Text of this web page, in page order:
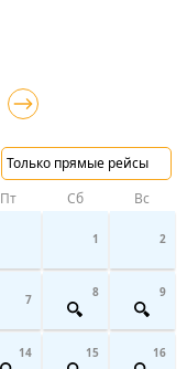
Только прямые рейсы
Пт Сб Вс
1 2
7 8 9
14 15 16